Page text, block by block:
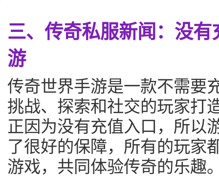
三、传奇私服新闻：没
游
传奇世界手游是一款不需要
挑战、探索和社交的玩家打
正因为没有充值入口，所以
了很好的保障，所有的玩家
游戏，共同体验传奇的乐趣